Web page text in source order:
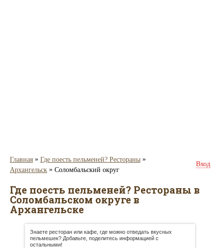
Главная » Где поесть пельменей? Рестораны »
Архангельск » Соломбальский округ
Вход
Где поесть пельменей? Рестораны в
Соломбальском округе в
Архангельске
Знаете ресторан или кафе, где можно отведать вкусных
пельмешек? Добавьте, поделитесь информацией с
остальными!